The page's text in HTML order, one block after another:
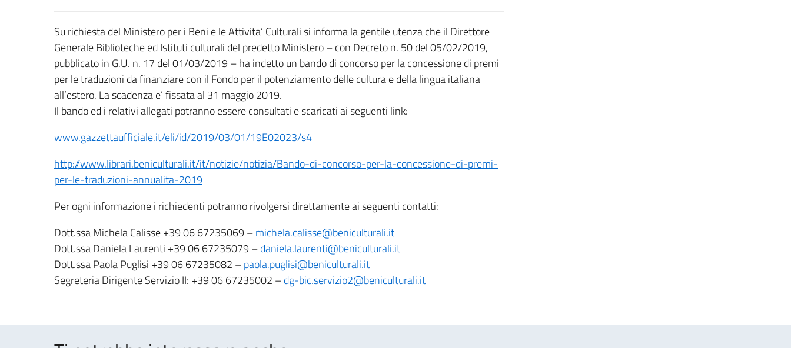
Su richiesta del Ministero per i Beni e le Attivita’ Culturali si informa la gentile utenza che il Direttore
Generale Biblioteche ed Istituti culturali del predetto Ministero – con Decreto n. 50 del 05/02/2019,
pubblicato in G.U. n. 17 del 01/03/2019 – ha indetto un bando di concorso per la concessione di premi
per le traduzioni da finanziare con il Fondo per il potenziamento delle cultura e della lingua italiana
all’estero. La scadenza e’ fissata al 31 maggio 2019.
Il bando ed i relativi allegati potranno essere consultati e scaricati ai seguenti link:
www.gazzettaufficiale.it/eli/id/2019/03/01/19E02023/s4
http://www.librari.beniculturali.it/it/notizie/notizia/Bando-di-concorso-per-la-concessione-di-premi-
per-le-traduzioni-annualita-2019
Per ogni informazione i richiedenti potranno rivolgersi direttamente ai seguenti contatti:
Dott.ssa Michela Calisse +39 06 67235069 –michela.calisse@beniculturali.it
Dott.ssa Daniela Laurenti +39 06 67235079 –daniela.laurenti@beniculturali.it
Dott.ssa Paola Puglisi +39 06 67235082 –paola.puglisi@beniculturali.it
Segreteria Dirigente Servizio II: +39 06 67235002 –dg-bic.servizio2@beniculturali.it